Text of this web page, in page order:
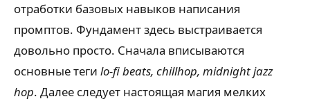
отработки базовых навыков написания
промптов. Фундамент здесь выстраивается
довольно просто. Сначала вписываются
основные теги lo-fi beats, chillhop, midnight jazz
hop. Далее следует настоящая магия мелких